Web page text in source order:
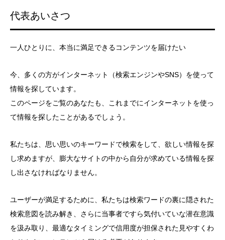
代表あいさつ
一人ひとりに、本当に満足できるコンテンツを届けたい
今、多くの方がインターネット（検索エンジンやSNS）を使って
情報を探しています。
このページをご覧のあなたも、これまでにインターネットを使っ
て情報を探したことがあるでしょう。
私たちは、思い思いのキーワードで検索をして、欲しい情報を探
し求めますが、膨大なサイトの中から自分が求めている情報を探
し出さなければなりません。
ユーザーが満足するために、私たちは検索ワードの裏に隠された
検索意図を読み解き、さらに当事者ですら気付いていな潜在意識
を汲み取り、最適なタイミングで信用度が担保された見やすくわ